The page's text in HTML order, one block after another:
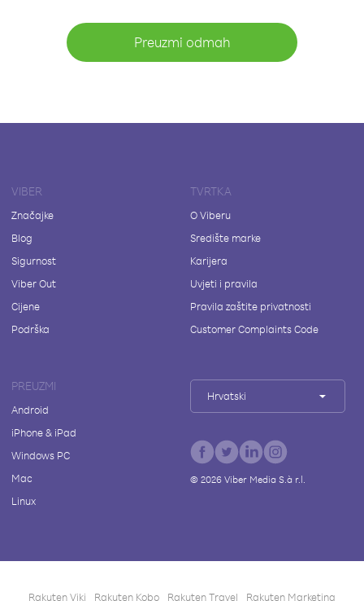
Preuzmi odmah
VIBER
Značajke
Blog
Sigurnost
Viber Out
Cijene
Podrška
TVRTKA
O Viberu
Središte marke
Karijera
Uvjeti i pravila
Pravila zaštite privatnosti
Customer Complaints Code
PREUZMI
Android
iPhone & iPad
Windows PC
Mac
Linux
Hrvatski
© 2026Viber Media S.à r.l.
Rakuten Viki Rakuten Kobo Rakuten Travel Rakuten Marketing